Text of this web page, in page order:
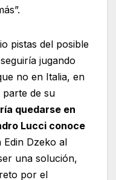
pistas del posible
jugando
no en Italia, en
de su
quedarse en
Lucci conoce
Edin Dzeko al
una solución,
por el